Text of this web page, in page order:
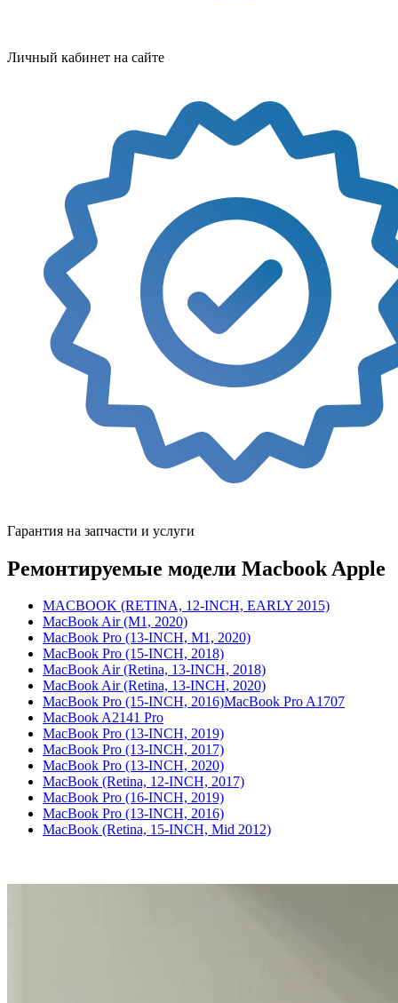
Личный кабинет на сайте
Гарантия на запчасти и услуги
Ремонтируемые модели Macbook Apple
MACBOOK (RETINA, 12-INCH, EARLY 2015)
MacBook Air (M1, 2020)
MacBook Pro (13-INCH, M1, 2020)
MacBook Pro (15-INCH, 2018)
MacBook Air (Retina, 13-INCH, 2018)
MacBook Air (Retina, 13-INCH, 2020)
MacBook Pro (15-INCH, 2016)MacBook Pro A1707
MacBook A2141 Pro
MacBook Pro (13-INCH, 2019)
MacBook Pro (13-INCH, 2017)
MacBook Pro (13-INCH, 2020)
MacBook (Retina, 12-INCH, 2017)
MacBook Pro (16-INCH, 2019)
MacBook Pro (13-INCH, 2016)
MacBook (Retina, 15-INCH, Mid 2012)